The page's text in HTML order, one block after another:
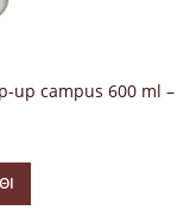
up campus 600 ml –